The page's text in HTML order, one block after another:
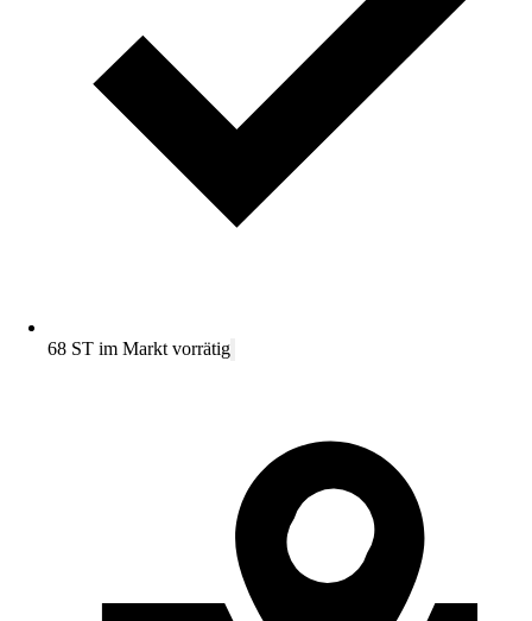
68 ST im Markt vorrätig